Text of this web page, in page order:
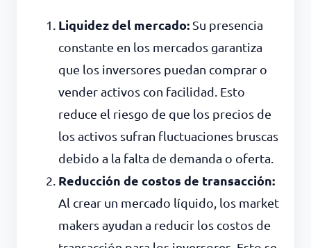
Liquidez del mercado: Su presencia
constante en los mercados garantiza
que los inversores puedan comprar o
vender activos con facilidad. Esto
reduce el riesgo de que los precios de
los activos sufran fluctuaciones bruscas
debido a la falta de demanda o oferta.
Reducción de costos de transacción:
Al crear un mercado líquido, los market
makers ayudan a reducir los costos de